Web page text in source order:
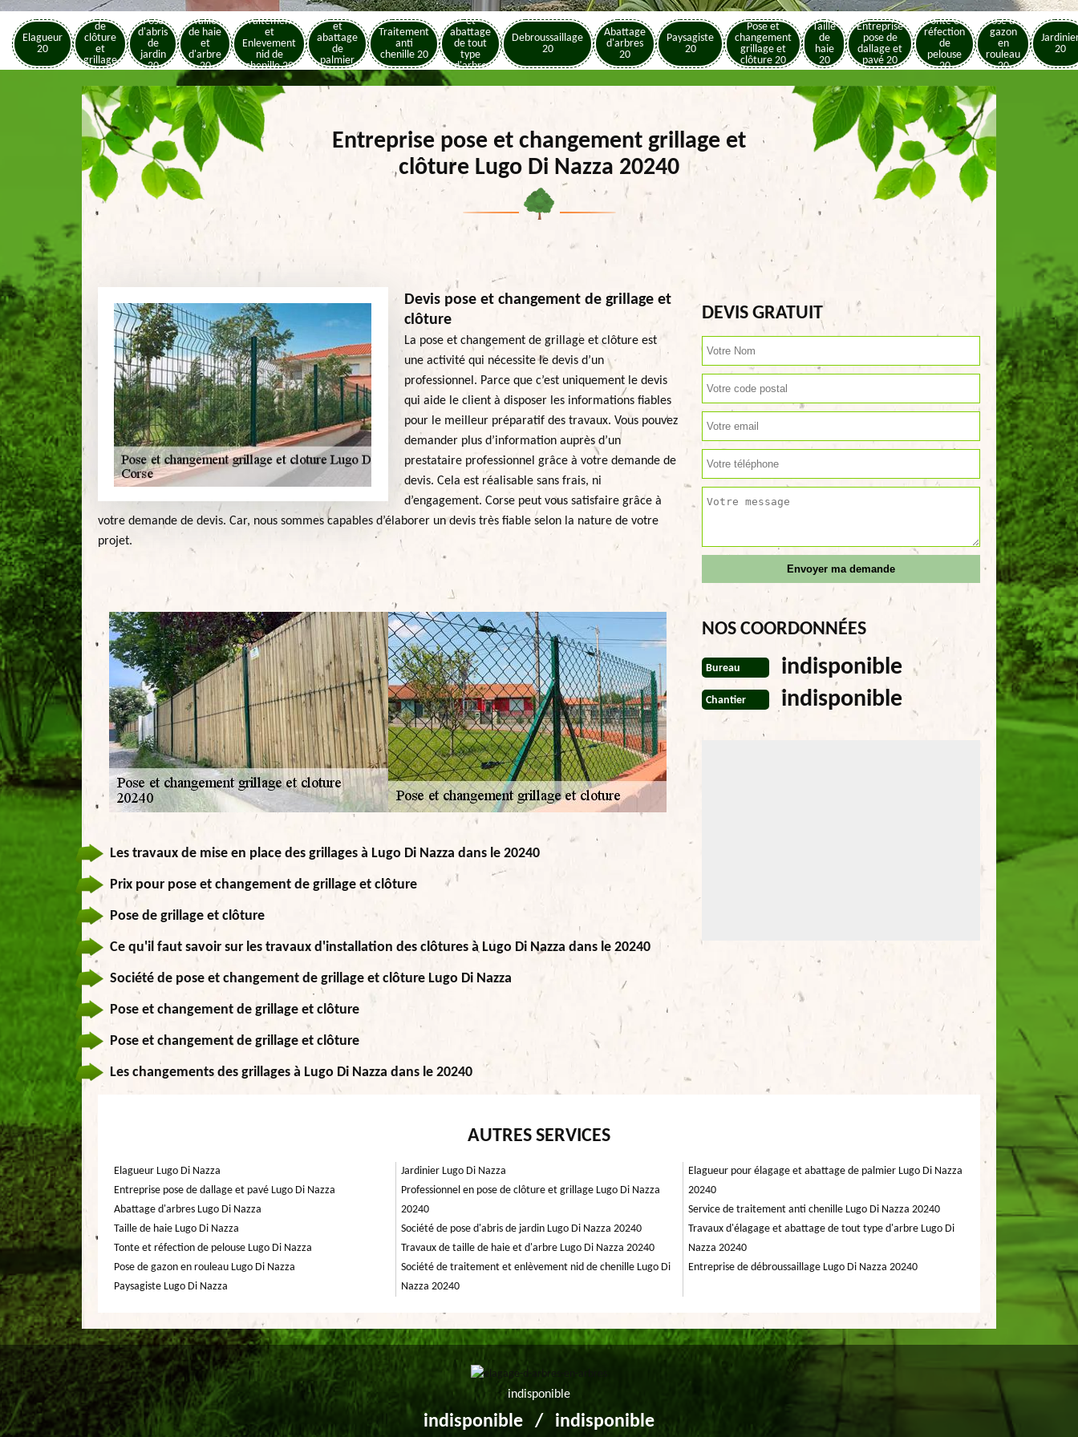
Elagueur
20
Pose
de
clôture
et
grillage
20
Pose
d'abris
de
jardin
20
Taille
de haie
et
d'arbre
20
Traitement
et
Enlevement
nid de
chenille 20
Elagage
et
abattage
de
palmier
20
Traitement
anti
chenille 20
Elagage
et
abattage
de tout
type
d'arbre
Debroussaillage
20
Abattage
d'arbres
20
Paysagiste
20
Pose et
changement
grillage et
clôture 20
Taille
de
haie
20
Entreprise
pose de
dallage et
pavé 20
Tonte et
réfection
de
pelouse
20
Pose de
gazon
en
rouleau
20
20
Entreprise pose et changement grillage et
clôture Lugo Di Nazza 20240
Devis pose et changement de grillage et
clôture
La pose et changement de grillage et clôture est
une activité qui nécessite le devis d’un
professionnel. Parce que c’est uniquement le devis
qui aide le client à disposer les informations fiables
pour le meilleur préparatif des travaux. Vous pouvez
demander plus d’information auprès d’un
prestataire professionnel grâce à votre demande de
devis. Cela est réalisable sans frais, ni
d’engagement. Corse peut vous satisfaire grâce à
votre demande de devis. Car, nous sommes capables d’élaborer un devis très fiable selon la nature de votre
projet.
Les travaux de mise en place des grillages à Lugo Di Nazza dans le 20240
Prix pour pose et changement de grillage et clôture
Pose de grillage et clôture
Ce qu'il faut savoir sur les travaux d'installation des clôtures à Lugo Di Nazza dans le 20240
Société de pose et changement de grillage et clôture Lugo Di Nazza
Pose et changement de grillage et clôture
Pose et changement de grillage et clôture
Les changements des grillages à Lugo Di Nazza dans le 20240
DEVIS GRATUIT
NOS COORDONNÉES
Bureau indisponible
Chantier indisponible
AUTRES SERVICES
Elagueur Lugo Di Nazza
Entreprise pose de dallage et pavé Lugo Di Nazza
Abattage d'arbres Lugo Di Nazza
Taille de haie Lugo Di Nazza
Tonte et réfection de pelouse Lugo Di Nazza
Pose de gazon en rouleau Lugo Di Nazza
Paysagiste Lugo Di Nazza
Jardinier Lugo Di Nazza
Professionnel en pose de clôture et grillage Lugo Di Nazza
20240
Société de pose d'abris de jardin Lugo Di Nazza 20240
Travaux de taille de haie et d'arbre Lugo Di Nazza 20240
Société de traitement et enlèvement nid de chenille Lugo Di
Nazza 20240
Elagueur pour élagage et abattage de palmier Lugo Di Nazza
20240
Service de traitement anti chenille Lugo Di Nazza 20240
Travaux d'élagage et abattage de tout type d'arbre Lugo Di
Nazza 20240
Entreprise de débroussaillage Lugo Di Nazza 20240
indisponible
indisponible / indisponible